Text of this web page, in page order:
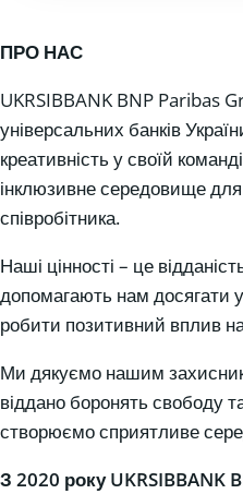
ПРО НАС
UKRSIBBANK BNP Paribas
універсальних банків
креативність у своїй
інклюзивне середовище для
співробітника.
Наші цінності – це
допомагають нам досягати
робити позитивний вплив
Ми дякуємо нашим
віддано боронять свободу
створюємо сприятливе
З 2020 року UKRSIBBANK